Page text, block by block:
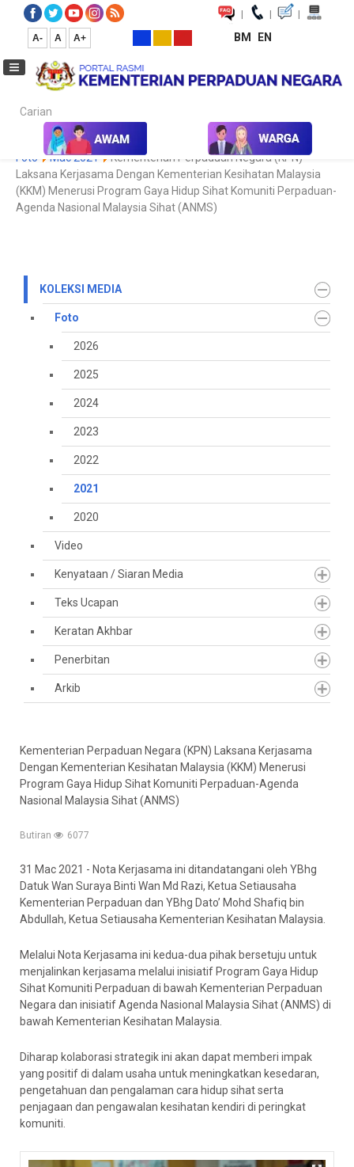
| | |
A- A A+ BM EN
Carian...
Laman Utama Media Koleksi Media Foto 2021
Galeri
Foto
Mac 2021
Kementerian Perpaduan Negara (KPN)
Laksana Kerjasama Dengan Kementerian Kesihatan Malaysia
(KKM) Menerusi Program Gaya Hidup Sihat Komuniti Perpaduan-
Agenda Nasional Malaysia Sihat (ANMS)
KOLEKSI MEDIA
Foto
2026
2025
2024
2023
2022
2021
2020
Video
Kenyataan / Siaran Media
Teks Ucapan
Keratan Akhbar
Penerbitan
Arkib
Kementerian Perpaduan Negara (KPN) Laksana Kerjasama
Dengan Kementerian Kesihatan Malaysia (KKM) Menerusi
Program Gaya Hidup Sihat Komuniti Perpaduan-Agenda
Nasional Malaysia Sihat (ANMS)
Butiran 6077
31 Mac 2021 - Nota Kerjasama ini ditandatangani oleh YBhg
Datuk Wan Suraya Binti Wan Md Razi, Ketua Setiausaha
Kementerian Perpaduan dan YBhg Dato’ Mohd Shafiq bin
Abdullah, Ketua Setiausaha Kementerian Kesihatan Malaysia.
Melalui Nota Kerjasama ini kedua-dua pihak bersetuju untuk
menjalinkan kerjasama melalui inisiatif Program Gaya Hidup
Sihat Komuniti Perpaduan di bawah Kementerian Perpaduan
Negara dan inisiatif Agenda Nasional Malaysia Sihat (ANMS) di
bawah Kementerian Kesihatan Malaysia.
Diharap kolaborasi strategik ini akan dapat memberi impak
yang positif di dalam usaha untuk meningkatkan kesedaran,
pengetahuan dan pengalaman cara hidup sihat serta
penjagaan dan pengawalan kesihatan kendiri di peringkat
komuniti.